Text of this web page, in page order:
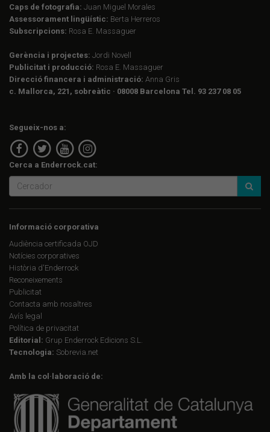
Caps de fotografia: Juan Miguel Morales
Assessorament lingüístic: Berta Herreros
Subscripcions: Rosa E. Massaguer
Gerència i projectes: Jordi Novell
Publicitat i producció: Rosa E. Massaguer
Direcció financera i administració: Anna Gris
c. Mallorca, 221, sobreàtic · 08008 Barcelona Tel. 93 237 08 05
Segueix-nos a:
Cerca a Enderrock.cat:
Informació corporativa
Audiència certificada OJD
Notícies corporatives
Història d'Enderrock
Reconeixements
Publicitat
Contacta amb nosaltres
Avís legal
Política de privacitat
Editorial: Grup Enderrock Edicions S.L.
Tecnologia: Sobrevia.net
Amb la col·laboració de: